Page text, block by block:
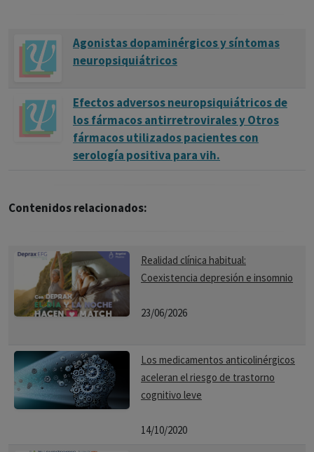
Agonistas dopaminérgicos y síntomas
neuropsiquiátricos
Efectos adversos neuropsiquiátricos de
los fármacos antirretrovirales y Otros
fármacos utilizados pacientes con
serología positiva para vih.
Contenidos relacionados:
Realidad clínica habitual:
Coexistencia depresión e insomnio
23/06/2026
Los medicamentos anticolinérgicos
aceleran el riesgo de trastorno
cognitivo leve
14/10/2020